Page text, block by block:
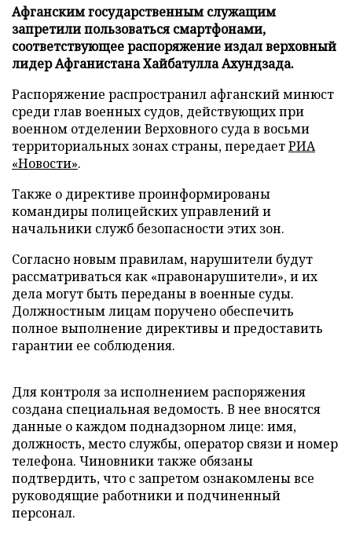
Афганским государственным служащим
запретили пользоваться смартфонами,
соответствующее распоряжение издал верховный
лидер Афганистана Хайбатулла Ахундзада.
Распоряжение распространил афганский минюст
среди глав военных судов, действующих при
военном отделении Верховного суда в восьми
территориальных зонах страны, передаетРИА
«Новости».
Также о директиве проинформированы
командиры полицейских управлений и
начальники служб безопасности этих зон.
Согласно новым правилам, нарушители будут
рассматриваться как «правонарушители», и их
дела могут быть переданы в военные суды.
Должностным лицам поручено обеспечить
полное выполнение директивы и предоставить
гарантии ее соблюдения.
Для контроля за исполнением распоряжения
создана специальная ведомость. В нее вносятся
данные о каждом поднадзорном лице: имя,
должность, место службы, оператор связи и номер
телефона. Чиновники также обязаны
подтвердить, что с запретом ознакомлены все
руководящие работники и подчиненный
персонал.